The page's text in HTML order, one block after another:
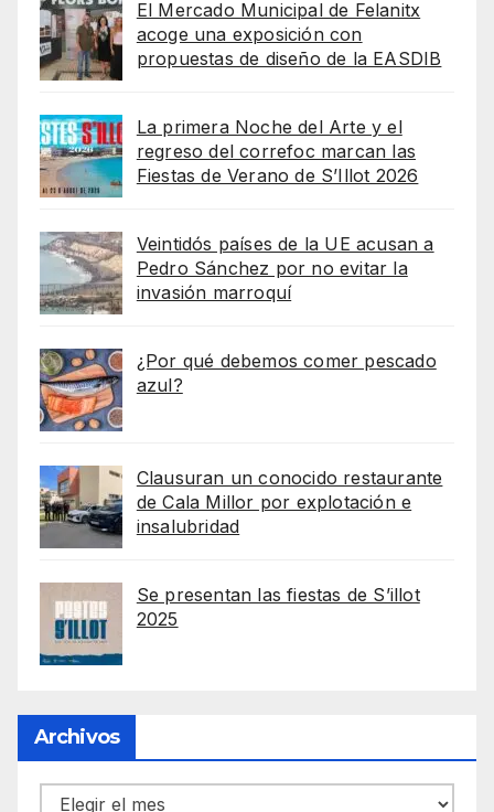
El Mercado Municipal de Felanitx
acoge una exposición con
propuestas de diseño de la EASDIB
La primera Noche del Arte y el
regreso del correfoc marcan las
Fiestas de Verano de S’Illot 2026
Veintidós países de la UE acusan a
Pedro Sánchez por no evitar la
invasión marroquí
¿Por qué debemos comer pescado
azul?
Clausuran un conocido restaurante
de Cala Millor por explotación e
insalubridad
Se presentan las fiestas de S’illot
2025
Archivos
Archivos